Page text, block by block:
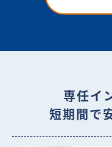
専任イ
短期間で